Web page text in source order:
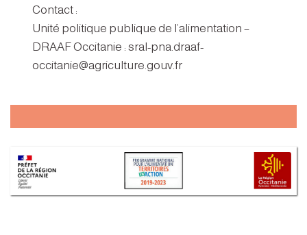
Contact :
Unité politique publique de l’alimentation –
DRAAF Occitanie : sral-pna.draaf-
occitanie@agriculture.gouv.fr